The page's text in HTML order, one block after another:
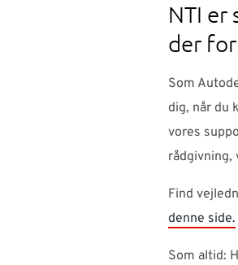
NTI
der
Som
dig, når du
vores
rådgivning,
Find
denne side.
Som altid: